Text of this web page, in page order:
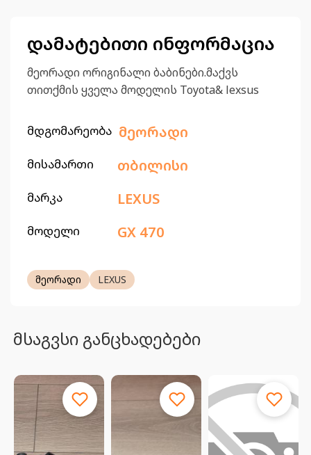
დამატებითი ინფორმაცია
მეორადი ორიგინალი ბაბინები.მაქვს
თითქმის ყველა მოდელის Toyota& lexsus
მდგომარეობა მეორადი
მისამართი თბილისი
მარკა LEXUS
მოდელი GX 470
მეორადი LEXUS
მსაგვსი განცხადებები